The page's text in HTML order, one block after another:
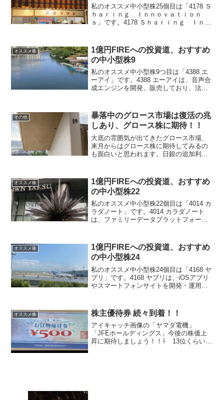
私のオススメ中小型株25個目は「4178 Ｓ
ｈａｒｉｎｇ Ｉｎｎｏｖａｔｉｏｎ
ｓ」です。4178 Ｓｈａｒｉｎｇ Ｉｎｎ
ンの企画・開発・運用を行っている会社
です。売上高...
オススメ株
1億円FIREへの投資道、おすすめ
の中小型株9
私のオススメ中小型株9つ目は「4388 エ
ーアイ」です。4388 エーアイは、音声合
成エンジンを開発、販売しており、法人
売上高も営業利益も底を打ち、営業利益
率12...
その他
暴落中のグロース市場は復活の兆
しあり、グロース株に期待！！
大底の雰囲気が出てきたグロース市場、
来月からはグロース株に期待してみるの
も面白いと思われます。日銀の追加利上
ろ上昇の兆しが見えてきました。グロー
ス市場は、個人投資家が多...
オススメ株
1億円FIREへの投資道、おすすめ
の中小型株22
私のオススメ中小型株22個目は「4014 カ
ラダノート」です。4014 カラダノート
は、ファミリーデータプラットフォーム
です。4年で売上高は3倍、赤字から黒字
に転換し、...
オススメ株
1億円FIREへの投資道、おすすめ
の中小型株24
私のオススメ中小型株24個目は「4168 ヤ
プリ」です。4168 ヤプリは、iOSアプリ
やスマートフォンサイトを開発・運用・
上高は約2倍、2023年には赤字から黒字
に...
オススメ株 株主優待券 続々到着！！
アイキャッチ画像の「ヤマダ電機」
「JFEホールディングス」今後の株価上
昇に期待しましょう！！⇩ 13位くらいに